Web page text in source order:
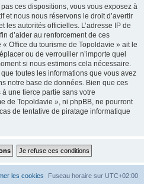
ces dispositions, vous vous exposez à
et nous nous réservons le droit d’avertir
les autorités officielles. L’adresse IP de
d’aider au renforcement de ces
Office du tourisme de Topoldavie » ait le
ou de verrouiller n’importe quel
si nous estimons cela nécessaire.
toutes les informations que vous avez
notre base de données. Bien que ces
une tierce partie sans votre
de Topoldavie », ni phpBB, ne pourront
de tentative de piratage informatique
Fuseau horaire sur UTC+02:00
les cookies